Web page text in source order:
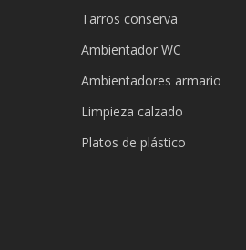
Tarros conserva
Ambientador WC
Ambientadores armario
Limpieza calzado
Platos de plástico